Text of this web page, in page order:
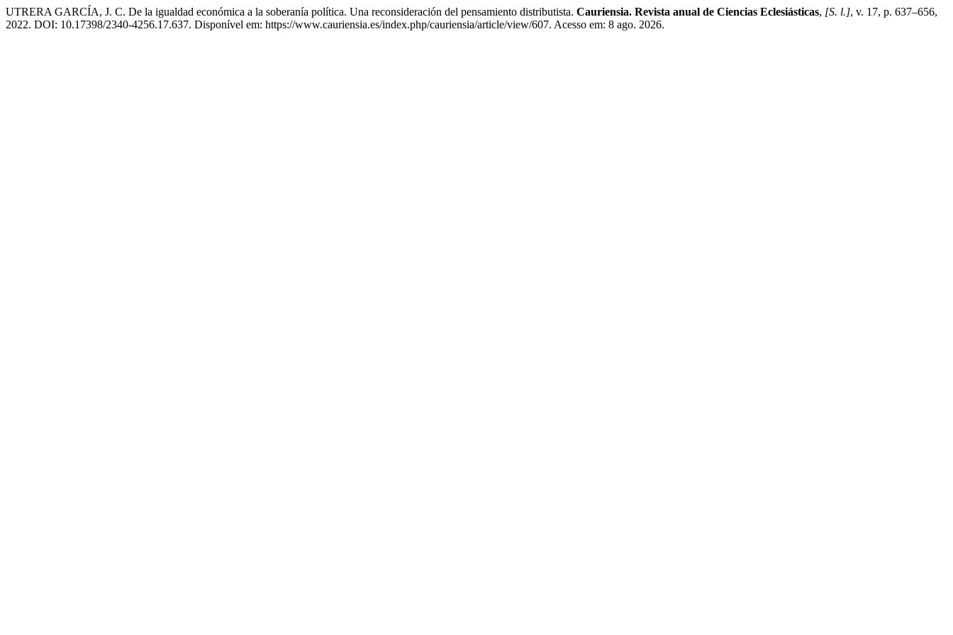
UTRERA GARCÍA, J. C. De la igualdad económica a la soberanía política. Una reconsideración del pensamiento distributista. Cauriensia. Revista anual de Ciencias Eclesiásticas, [S. l.], v. 17, p. 637–656,
2022. DOI: 10.17398/2340-4256.17.637. Disponível em: https://www.cauriensia.es/index.php/cauriensia/article/view/607. Acesso em: 8 ago. 2026.